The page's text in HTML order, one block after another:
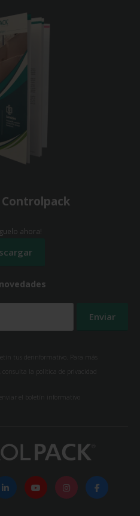
tus derinformativo. Para más
consulta la política de privacidad
el boletín informativo
ahora!